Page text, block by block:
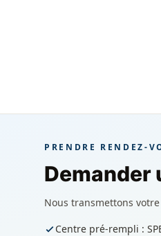
PRENDRE RENDEZ-
Demander
Nous transmettons
Centre pré-rempli :